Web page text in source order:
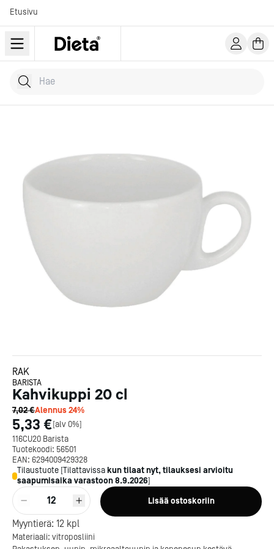
Etusivu
Hae tuotteita
Kirjoita hakusana...
RAK
BARISTA
Kahvikuppi 20 cl
7,02 €Alennus24%
5,33 €[alv 0%]
116CU20 Barista
Tuotekoodi: 56501
EAN: 6294009429328
Tilaustuote [Tilattavissa kun tilaat nyt, tilauksesi arvioitu
saapumisaika varastoon8.9.2026]
12 Lisää ostoskoriin
Myyntierä: 12 kpl
Materiaali: vitroposliini
Kotipizza on vuonna 1987
perustettu yritys, jolla on yli
300 ravintolaa eri puolella